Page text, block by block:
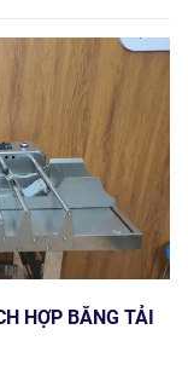
HỢP BĂNG TẢI